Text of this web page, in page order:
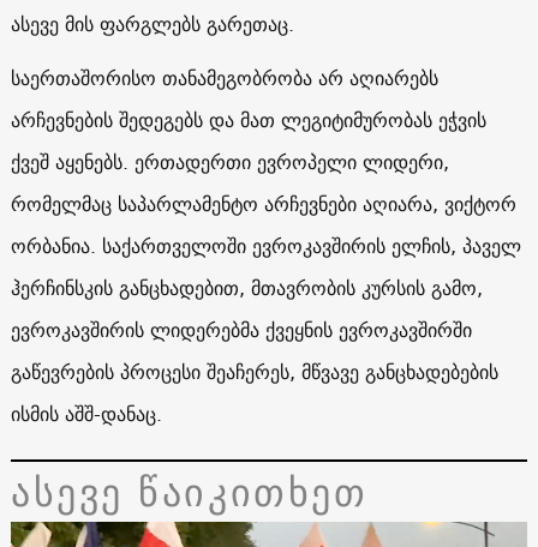
ასევე მის ფარგლებს გარეთაც.
საერთაშორისო თანამეგობრობა არ აღიარებს
არჩევნების შედეგებს და მათ ლეგიტიმურობას ეჭვის
ქვეშ აყენებს. ერთადერთი ევროპელი ლიდერი,
რომელმაც საპარლამენტო არჩევნები აღიარა, ვიქტორ
ორბანია. საქართველოში ევროკავშირის ელჩის, პაველ
ჰერჩინსკის განცხადებით, მთავრობის კურსის გამო,
ევროკავშირის ლიდერებმა ქვეყნის ევროკავშირში
გაწევრების პროცესი შეაჩერეს, მწვავე განცხადებების
ისმის აშშ-დანაც.
ასევე წაიკითხეთ